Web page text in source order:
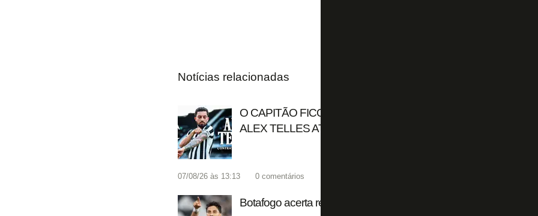
Notícias relacionadas
O CAPITÃO FICOU! BOTAFOGO ANUNCIA RENOVAÇÃO
ALEX TELLES ATÉ 2028
07/08/26 às 13:13 0 comentários
Botafogo acerta renovação de contrato com Alex Telles até o fim